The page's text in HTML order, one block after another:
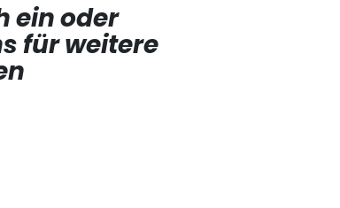
ein oder
für weitere